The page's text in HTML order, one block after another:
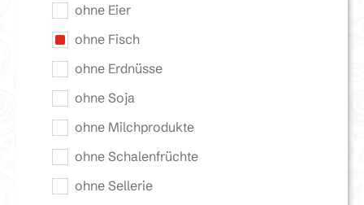
ohne Eier
ohne Fisch
ohne Erdnüsse
ohne Soja
ohne Milchprodukte
ohne Schalenfrüchte
ohne Sellerie